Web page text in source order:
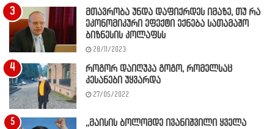
მთავრობა უნდა დაფიქრდეს იმაზე, თუ რა
ეკონომიკური ეფექტი ექნება სათამაშო
ბიზნესის კოლაფსს
28/11/2023
როგორ დაიღუპა გოგო, რომელსაც
კესანები უყვარდა
27/05/2022
,,მაისის ბოლომდე ივანიშვილი ყველა